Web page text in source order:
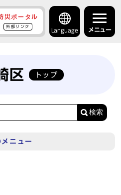
災ポータル
外部リンク
Language メニュー
区 トップ
検索
メニュー